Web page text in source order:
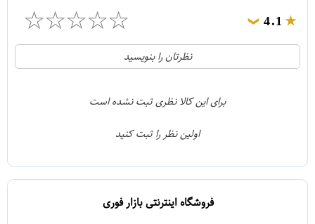
4.1
❯
☆
☆
☆
☆
☆
21
1
نظرتان را بنویسید
برای این کالا نظری ثبت نشده است
اولین نظر را ثبت کنید
فروشگاه اینترنتی بازار فوری